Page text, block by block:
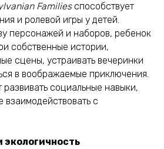
Familiesспособствует
и ролевой игры у детей.
персонажей и наборов, ребенок
собственные истории,
сцены, устраивать вечеринки
в воображаемые приключения.
развивать социальные навыки,
взаимодействовать с
экологичность